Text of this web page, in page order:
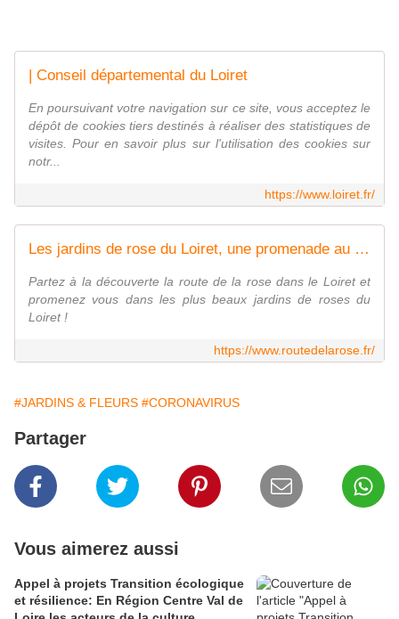
| Conseil départemental du Loiret
En poursuivant votre navigation sur ce site, vous acceptez le
dépôt de cookies tiers destinés à réaliser des statistiques de
visites. Pour en savoir plus sur l'utilisation des cookies sur
notr...
https://www.loiret.fr/
Les jardins de rose du Loiret, une promenade au fil de la rose !
Partez à la découverte la route de la rose dans le Loiret et
promenez vous dans les plus beaux jardins de roses du
Loiret !
https://www.routedelarose.fr/
#JARDINS & FLEURS #CORONAVIRUS
Partager
Vous aimerez aussi
Appel à projets Transition écologique
et résilience: En Région Centre Val de